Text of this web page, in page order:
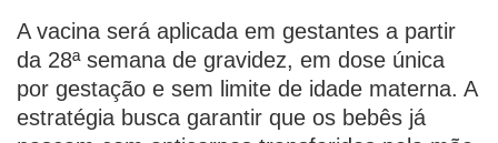
A vacina será aplicada em gestantes a partir
da 28ª semana de gravidez, em dose única
por gestação e sem limite de idade materna. A
estratégia busca garantir que os bebês já